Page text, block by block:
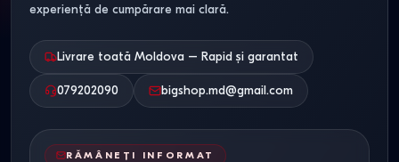
semirotunda 90x90,cu cadita 90x90
moderne,negre
experiență de cumpărare mai clară.
Livrare toată Moldova – Rapid și garantat
079202090 bigshop.md@gmail.com
RĂMÂNEȚI INFORMAT